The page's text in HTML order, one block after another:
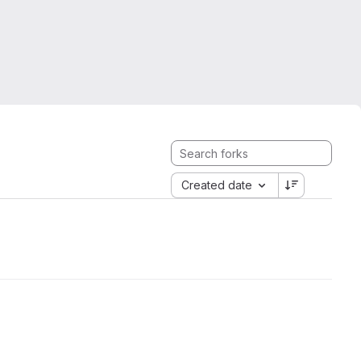
Created date